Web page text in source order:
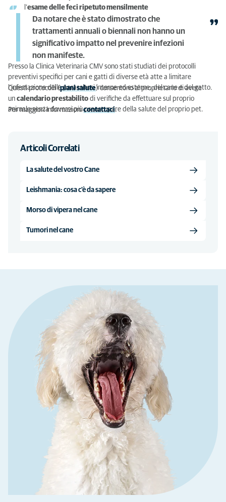
l’esame delle feci ripetuto mensilmente
Da notare che è stato dimostrato che
trattamenti annuali o biennali non hanno un
significativo impatto nel prevenire infezioni
non manifeste.
Presso la Clinica Veterinaria CMV sono stati studiati dei protocolli
preventivi specifici per cani e gatti di diverse età atte a limitare
l’infestazione delle parassitosi interne ed esterne, del cane e del gatto.
Questi protocolli (piani salute) consentono al proprietario di avere
un calendario prestabilito di verifiche da effettuare sul proprio
animale senza doversi più preoccupare della salute del proprio pet.
Per maggiori informazionicontattaci.
Articoli Correlati
La salute del vostro Cane
Leishmania: cosa c'è da sapere
Morso di vipera nel cane
Tumori nel cane